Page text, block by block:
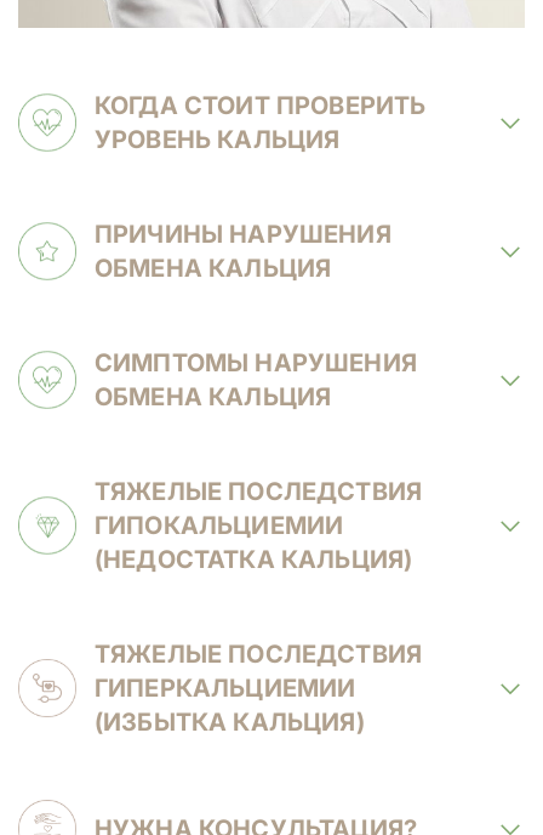
КОГДА СТОИТ ПРОВЕРИТЬ
УРОВЕНЬ КАЛЬЦИЯ
ПРИЧИНЫ НАРУШЕНИЯ
ОБМЕНА КАЛЬЦИЯ
СИМПТОМЫ НАРУШЕНИЯ
ОБМЕНА КАЛЬЦИЯ
ТЯЖЕЛЫЕ ПОСЛЕДСТВИЯ
ГИПОКАЛЬЦИЕМИИ
(НЕДОСТАТКА КАЛЬЦИЯ)
ТЯЖЕЛЫЕ ПОСЛЕДСТВИЯ
ГИПЕРКАЛЬЦИЕМИИ
(ИЗБЫТКА КАЛЬЦИЯ)
НУЖНА КОНСУЛЬТАЦИЯ?